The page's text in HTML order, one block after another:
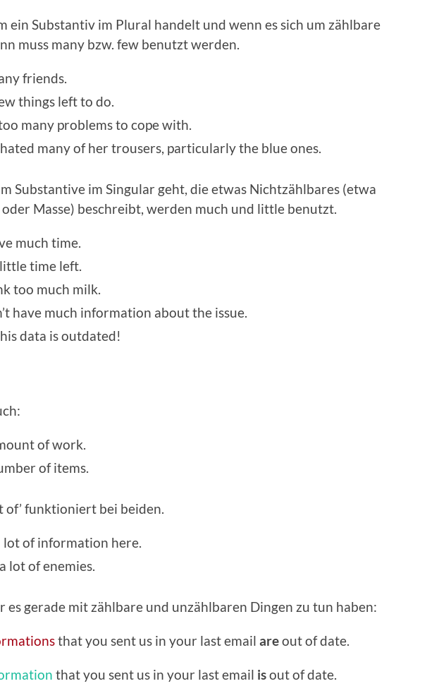
ein Sub­stan­tiv im Plur­al han­delt und wenn es sich um zählbare
muss many bzw. few benutzt wer­den.
friends.
things left to do.
many prob­lems to cope with.
many of her trousers, par­tic­u­lar­ly the blue ones.
Sub­stan­tive im Sin­gu­lar geht, die etwas Nichtzählbares (etwa
Masse) beschreibt, wer­den much und lit­tle benutzt.
much time.
time left.
too much milk.
have much infor­ma­tion about the issue.
data is out­dat­ed!
of work.
of items.
of’ funk­tion­iert bei bei­den.
lot of infor­ma­tion here.
lot of ene­mies.
es ger­ade mit zählbare und unzählbaren Din­gen zu tun haben:
that you sent us in your last email areout of date.
that you sent us in your last email isout of date.